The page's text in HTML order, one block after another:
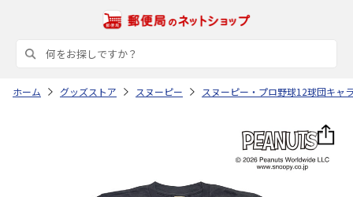
ホーム グッズストア スヌーピー スヌーピー・プロ野球12球団キャ